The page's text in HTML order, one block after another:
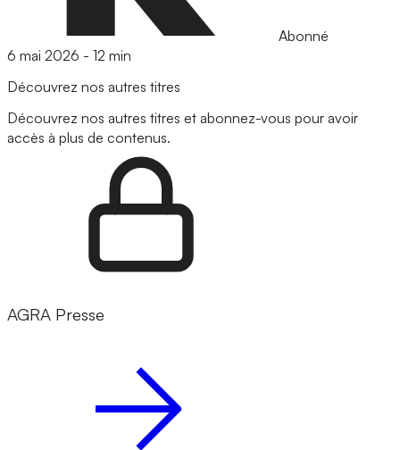
Abonné
6 mai 2026 - 12 min
Découvrez nos autres titres
Découvrez nos autres titres et abonnez-vous pour avoir
accès à plus de contenus.
AGRA Presse